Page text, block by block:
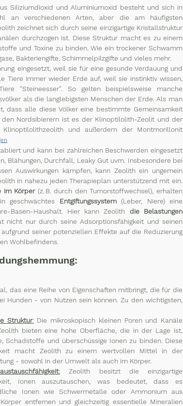
Siliziumdioxid und Aluminiumoxid besteht und sich in
an verschiedenen Arten, aber die am häufigsten
zeichnet sich durch seine einzigartige Kristallstruktur
durchzogen ist. Diese Struktur macht es zu einem
und Toxine zu binden. Wie ein trockener Schwamm
Bakteriengifte, Schimmelpilzgifte und vieles mehr.
eingesetzt, weil sie für eine gesunde Verdauung und
Tiere immer wieder Erde auf, weil sie instinktiv wissen,
"Steineesser". So gelten beispielsweise manche
als die langlebigsten Menschen der Erde. Als man
dass alle diese Völker eine bestimmte Gemeinsamkeit
Nordsibierern ist es der Klinoptilolith-Zeolit und der
und außerdem der Montmorillonit
und kann bei zahlreichen Beschwerden eingesetzt
Blähungen, Durchfall, Leaky Gut uvm. Insbesondere bei
Auswirkungen kämpfen, kann Zeolith ein ungemein
in nahezu jeden Therapieplan unterstützend mit ein.
im Körper
geschwächtes Entgiftungssystem (Leber, Niere) eine
Basen-Haushalt. Hier kann Zeolith die Belastungen
nur durch seine Adsorptionsfähigkeit und seinen
seiner potenziellen Effekte auf die Reduzierung
Wohlbefindens.
das eine Reihe von Eigenschaften mitbringt, die für die
Hunden - von Nutzen sein können. Zu den wichtigsten,
Struktur: Die mikroskopisch kleinen Poren und Kanäle
bieten eine hohe Oberfläche, die in der Lage ist,
Schadstoffe und überschüssige Ionen zu binden. Diese
macht Zeolith zu einem wertvollen Mittel in der
- sowohl in der Umwelt als auch im Körper.
: Zeolith besitzt die einzigartige
Ionen auszutauschen, was bedeutet, dass es
Ionen wie Schwermetalle oder Ammonium aus
entfernen und gleichzeitig essentielle Mineralien